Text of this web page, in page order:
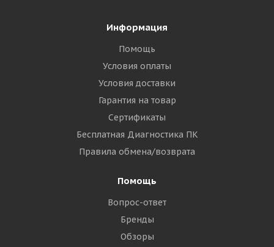
Информация
Помощь
Условия оплаты
Условия доставки
Гарантия на товар
Сертификаты
Бесплатная Диагностика ПК
Правила обмена/возврата
Помощь
Вопрос-ответ
Бренды
Обзоры